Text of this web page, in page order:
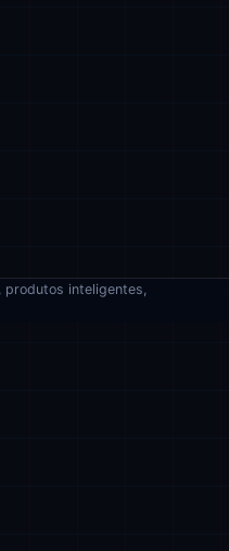
produtos inteligentes,